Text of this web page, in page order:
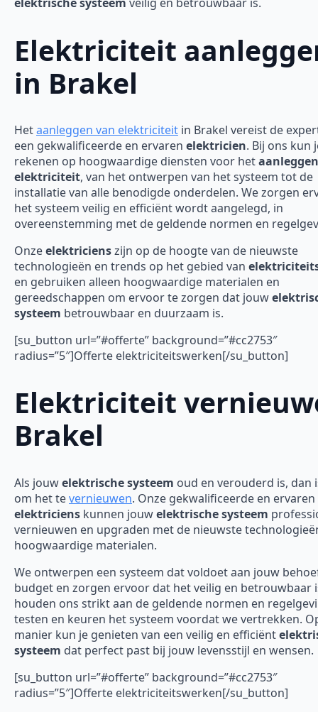
Elektriciteit
in Brakel
Hetaanleggen van elektriciteit in Brakel vereist de
een gekwalificeerde en ervaren elektricien. Bij ons kun
rekenen op hoogwaardige diensten voor het
elektriciteit, van het ontwerpen van het systeem tot de
installatie van alle benodigde onderdelen. We zorgen
het systeem veilig en efficiënt wordt aangelegd, in
overeenstemming met de geldende normen en
Onzeelektricienszijn op de hoogte van de nieuwste
technologieën en trends op het gebied van
en gebruiken alleen hoogwaardige materialen en
gereedschappen om ervoor te zorgen dat jouw
systeem betrouwbaar en duurzaam is.
[su_button url=”#offerte” background=”#cc2753″
radius=”5″]Offerte elektriciteitswerken[/su_button]
Elektriciteit
Brakel
Als jouwelektrische systeem oud en verouderd is, dan
om het tevernieuwen. Onze gekwalificeerde en ervaren
elektriciens kunnen jouwelektrische systeem
vernieuwen en upgraden met de nieuwste
hoogwaardige materialen.
We ontwerpen een systeem dat voldoet aan jouw
budget en zorgen ervoor dat het veilig en betrouwbaar
houden ons strikt aan de geldende normen en
testen en keuren het systeem voordat we vertrekken.
manier kun je genieten van een veilig en efficiënt
systeem dat perfect past bij jouw levensstijl en wensen.
[su_button url=”#offerte” background=”#cc2753″
radius=”5″]Offerte elektriciteitswerken[/su_button]